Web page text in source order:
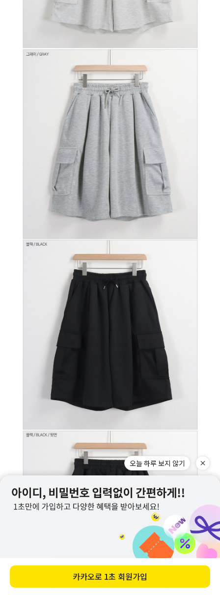
오늘 하루 보지 않기
카카오로 1초 회원가입